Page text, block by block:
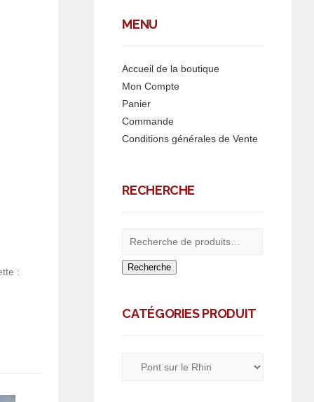
:
MENU
Accueil de la boutique
Mon Compte
Panier
Commande
Conditions générales de Vente
RECHERCHE
Recherche
CATÉGORIES PRODUIT